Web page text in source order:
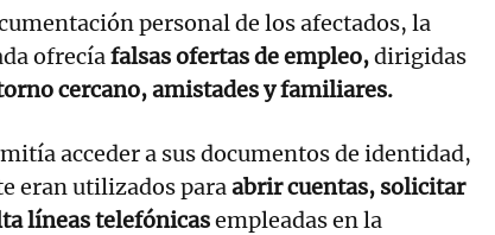
personal de los afectados, la
ofrecíafalsas ofertas de empleo,dirigidas
cercano, amistades y familiares.
acceder a sus documentos de identidad,
eran utilizados paraabrir cuentas, solicitar
líneas telefónicasempleadas en la